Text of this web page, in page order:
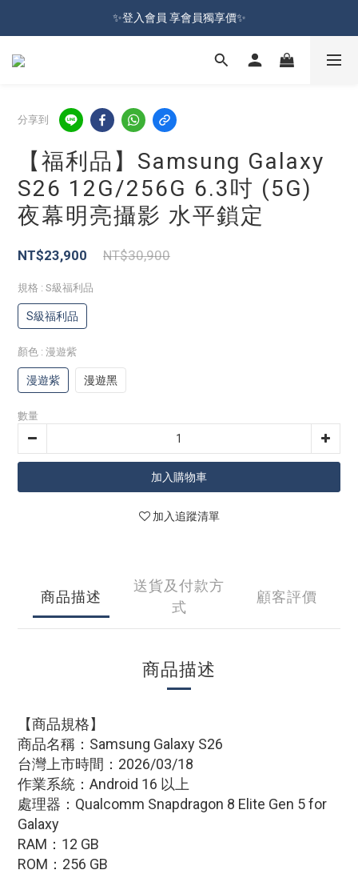
加入會員就送100元購物金 | 全館購物滿＄599 免運
✨登入會員 享會員獨享價✨
✅訂閱訂單通知 進度及時掌握
分享到
【福利品】Samsung Galaxy
S26 12G/256G 6.3吋 (5G)
夜幕明亮攝影 水平鎖定
NT$30,900
NT$23,900
規格 : S級福利品
S級福利品
顏色 : 漫遊紫
漫遊紫 漫遊黑
數量
加入購物車
加入追蹤清單
商品描述
送貨及付款方
式
顧客評價
商品描述
【商品規格】
商品名稱：Samsung Galaxy S26
台灣上市時間：2026/03/18
作業系統：Android 16 以上
處理器：Qualcomm Snapdragon 8 Elite Gen 5 for
Galaxy
RAM：12 GB
ROM：256 GB